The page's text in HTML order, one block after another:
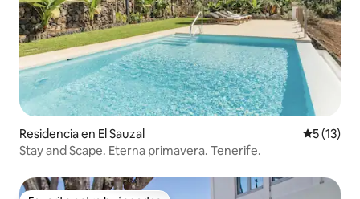
Residencia en El Sauzal
5 (13)
Stay and Scape. Eterna primavera. Tenerife.